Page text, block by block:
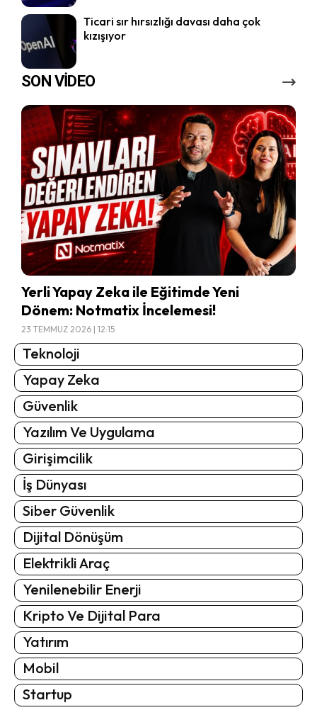
Ticari sır hırsızlığı davası daha çok
kızışıyor
SON VİDEO
Yerli Yapay Zeka ile Eğitimde Yeni
Dönem: Notmatix İncelemesi!
23 TEMMUZ 2026 | 12:15
Teknoloji
Yapay Zeka
Güvenlik
Yazılım Ve Uygulama
Girişimcilik
İş Dünyası
Siber Güvenlik
Dijital Dönüşüm
Elektrikli Araç
Yenilenebilir Enerji
Kripto Ve Dijital Para
Yatırım
Mobil
Startup